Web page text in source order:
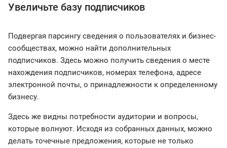
Увеличьте базу подписчиков
Подвергая парсингу сведения о пользователях и бизнес-
сообществах, можно найти дополнительных
подписчиков. Здесь можно получить сведения о месте
нахождения подписчиков, номерах телефона, адресе
электронной почты, о принадлежности к определенному
бизнесу.
Здесь же видны потребности аудитории и вопросы,
которые волнуют. Исходя из собранных данных, можно
делать точечные предложения, которые не только